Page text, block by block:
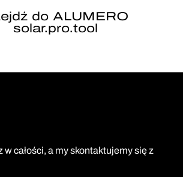
do ALUMERO
solar.pro.tool
w całości, a my skontaktujemy się z